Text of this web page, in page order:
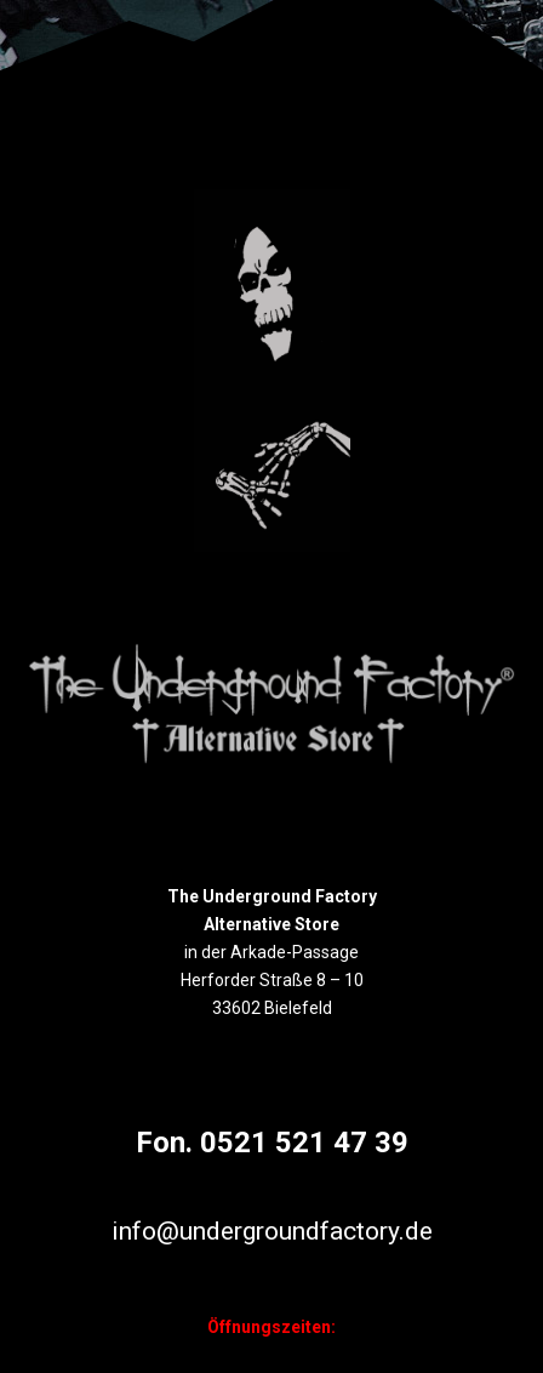
The Underground Factory
Alternative Store
in der Arkade-Passage
Herforder Straße 8 – 10
33602 Bielefeld
Fon. 0521 521 47 39
info@undergroundfactory.de
Öffnungszeiten: